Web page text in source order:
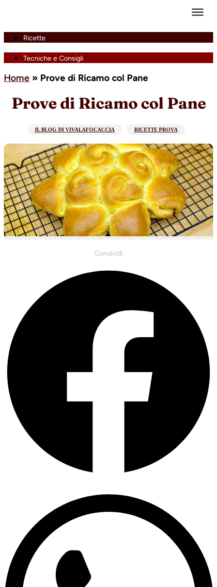
Ricette
Tecniche e Consigli
Home » Prove di Ricamo col Pane
Prove di Ricamo col Pane
IL BLOG DI VIVALAFOCACCIA RICETTE PROVA
Condividi